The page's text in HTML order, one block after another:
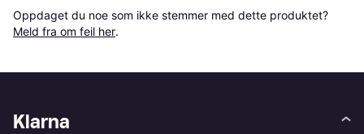
Oppdaget du noe som ikke stemmer med dette produktet?
Meld fra om feil her.
Klarna